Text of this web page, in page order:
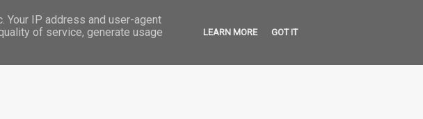
IP address and user-agent
of service, generate usage
LEARN MORE GOT IT